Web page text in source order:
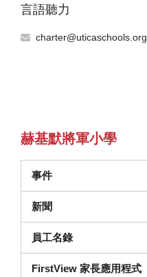
言語聽力
charter@uticaschools.org
赫基默將軍小學
事件
新聞
員工名錄
FirstView 家長應用程式